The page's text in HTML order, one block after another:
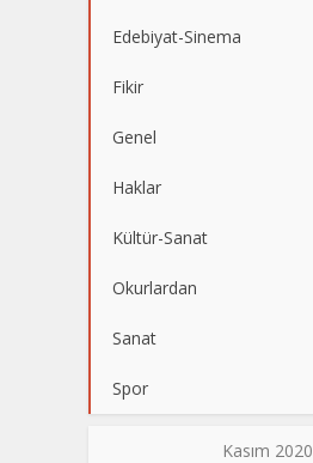
Edebiyat-Sinema
Fikir
Genel
Haklar
Kültür-Sanat
Okurlardan
Sanat
Spor
Kasım 2020